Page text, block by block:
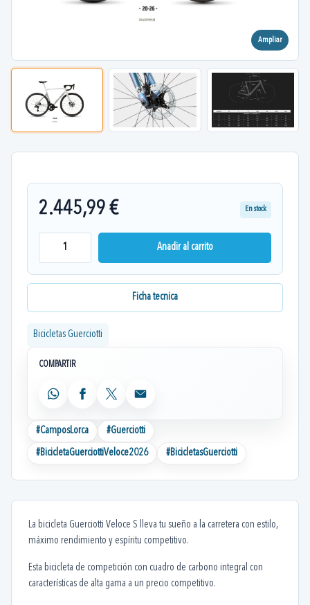
Ampliar
2.445,99 € En stock
Anadir al carrito
Ficha tecnica
Bicicletas Guerciotti
COMPARTIR
WhatsAppFacebook
X Email
#CamposLorca #Guerciotti
#BicicletaGuerciottiVeloce2026 #BicicletasGuerciotti
La bicicleta Guerciotti Veloce S lleva tu sueño a la carretera con estilo,
máximo rendimiento y espíritu competitivo.
Esta bicicleta de competición con cuadro de carbono integral con
características de alta gama a un precio competitivo.